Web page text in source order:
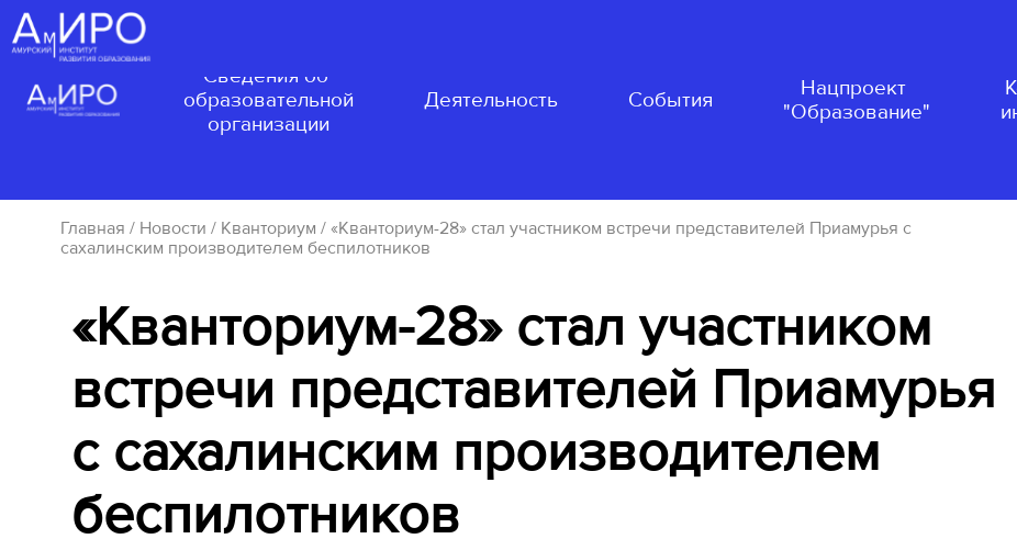
Сведения об
образовательной
организации
Деятельность События
Нацпроект
"Образование"
Главная / Новости / Кванториум / «Кванториум-28» стал участником встречи представителей Приамурья с
сахалинским производителем беспилотников
«Кванториум-28» стал участником
встречи представителей Приамурья
с сахалинским производителем
беспилотников